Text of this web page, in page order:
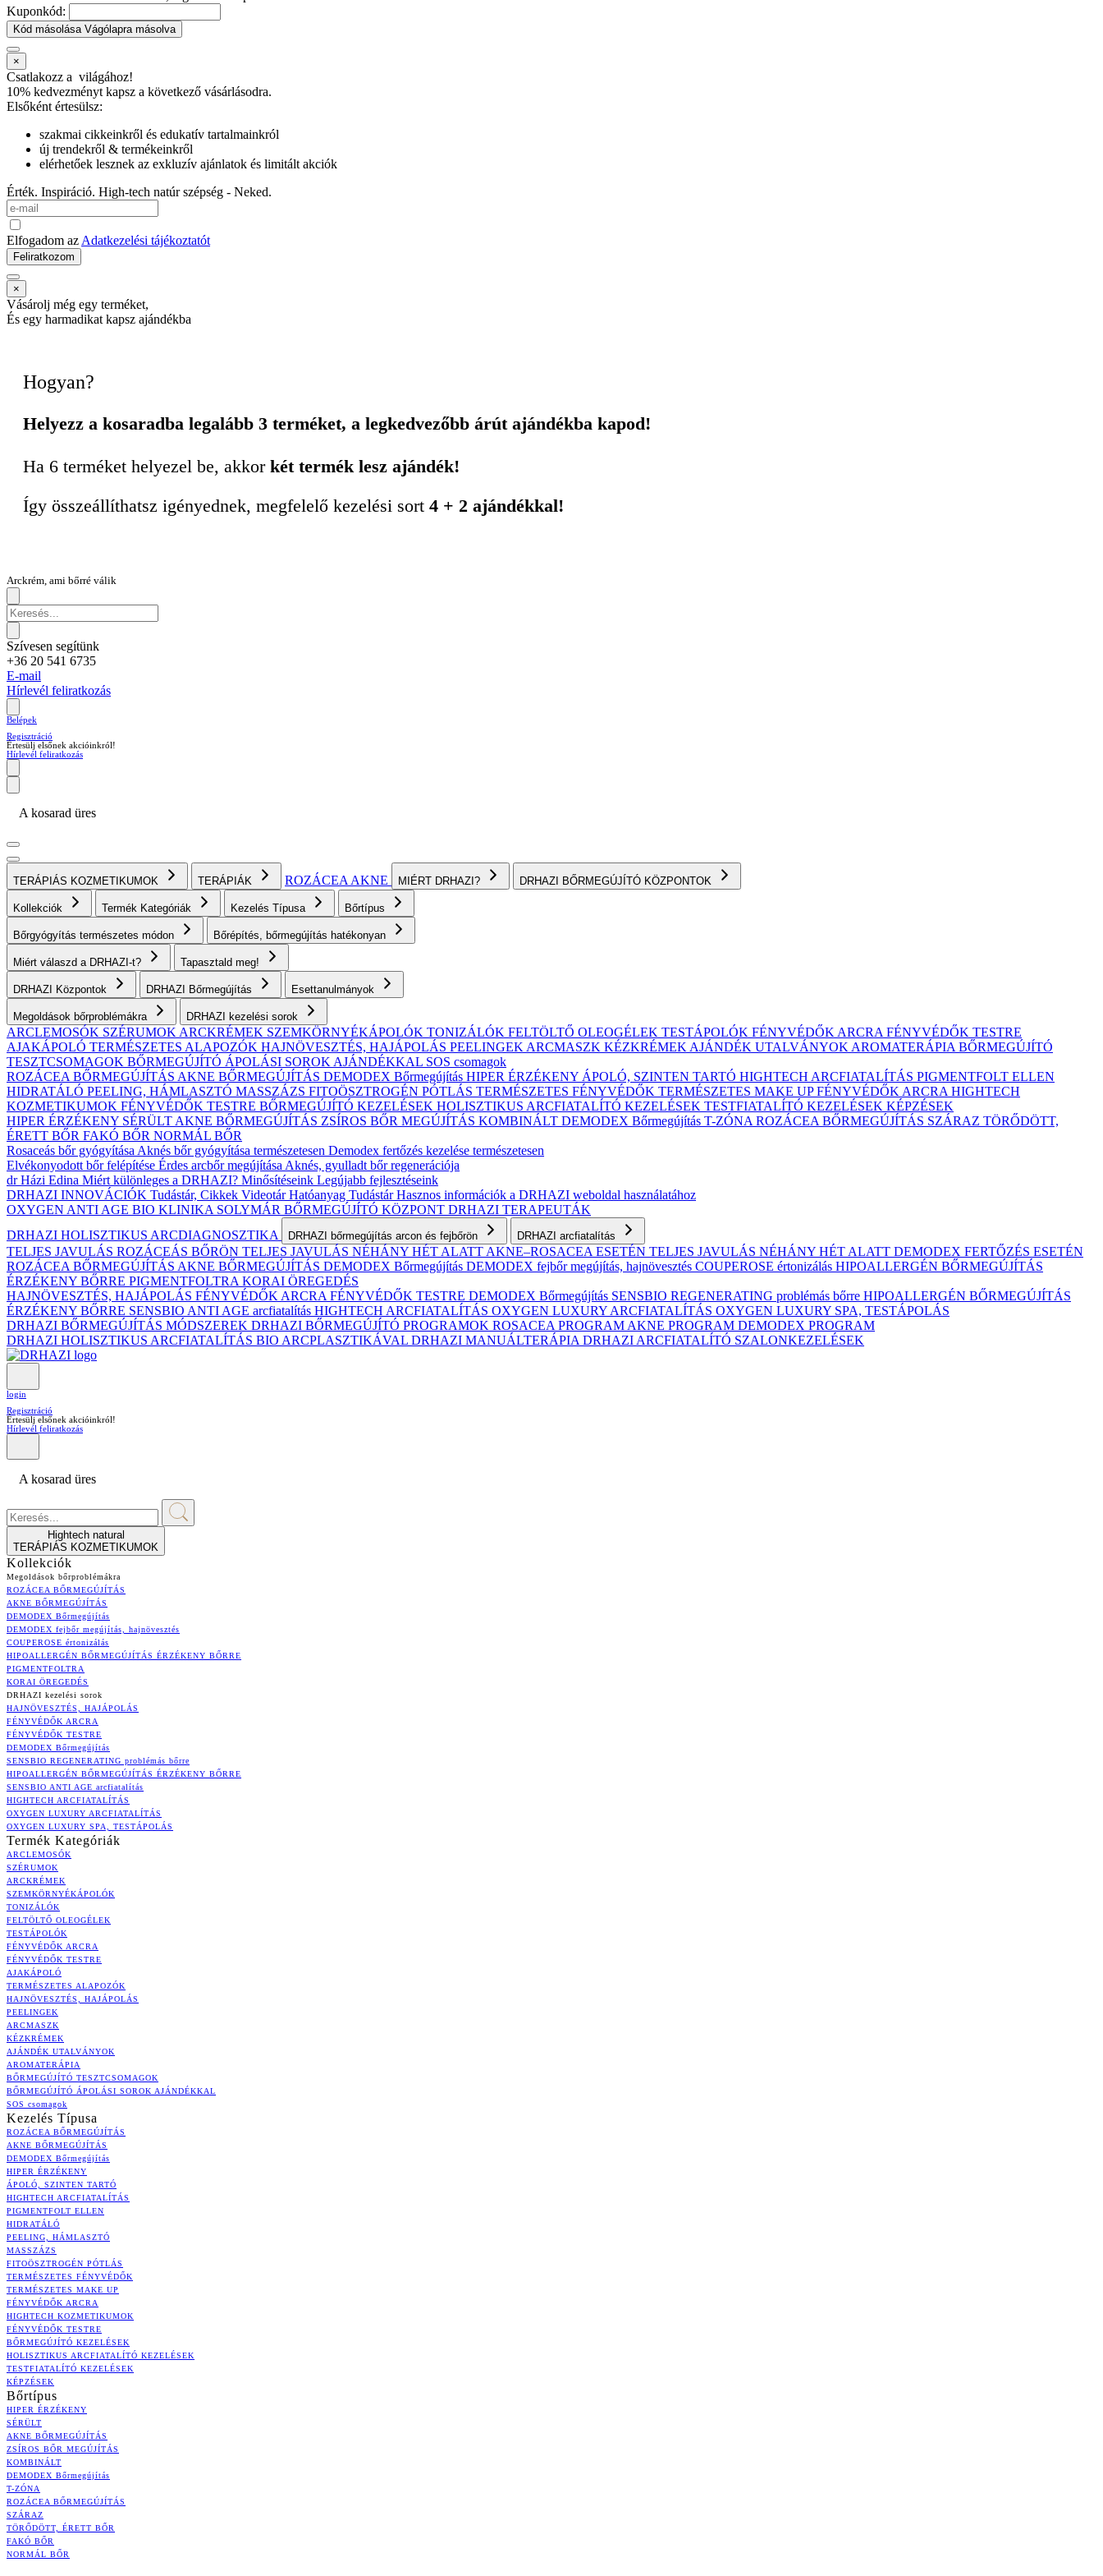
Kuponkód:
Kód másolása Vágólapra másolva
×
Csatlakozz a világához!
10% kedvezményt kapsz a következő vásárlásodra.
Elsőként értesülsz:
szakmai cikkeinkről és edukatív tartalmainkról
új trendekről & termékeinkről
elérhetőek lesznek az exkluzív ajánlatok és limitált akciók
Érték. Inspiráció. High-tech natúr szépség - Neked.
Elfogadom az Adatkezelési tájékoztatót
Feliratkozom
×
Vásárolj még egy terméket,
És egy harmadikat kapsz ajándékba
Hogyan?
Helyezz a kosaradba legalább 3 terméket, a legkedvezőbb árút ajándékba kapod!
Ha 6 terméket helyezel be, akkor két termék lesz ajándék!
Így összeállíthatsz igényednek, megfelelő kezelési sort 4 + 2 ajándékkal!
Arckrém, ami bőrré válik
Szívesen segítünk
+36 20 541 6735
E-mail
Hírlevél feliratkozás
Belépek
Regisztráció
Értesülj elsőnek akcióinkról!
Hírlevél feliratkozás
A kosarad üres
TERÁPIÁS KOZMETIKUMOK TERÁPIÁK ROZÁCEA AKNE MIÉRT DRHAZI? DRHAZI BŐRMEGÚJÍTÓ KÖZPONTOK
Kollekciók Termék Kategóriák Kezelés Típusa Bőrtípus
Bőrgyógyítás természetes módon Bőrépítés, bőrmegújítás hatékonyan
Miért válaszd a DRHAZI-t? Tapasztald meg!
DRHAZI Központok DRHAZI Bőrmegújítás Esettanulmányok
Megoldások bőrproblémákra DRHAZI kezelési sorok
ARCLEMOSÓK SZÉRUMOK ARCKRÉMEK SZEMKÖRNYÉKÁPOLÓK TONIZÁLÓK FELTÖLTŐ OLEOGÉLEK TESTÁPOLÓK FÉNYVÉDŐK ARCRA FÉNYVÉDŐK TESTRE
AJAKÁPOLÓ TERMÉSZETES ALAPOZÓK HAJNÖVESZTÉS, HAJÁPOLÁS PEELINGEK ARCMASZK KÉZKRÉMEK AJÁNDÉK UTALVÁNYOK AROMATERÁPIA BŐRMEGÚJÍTÓ
TESZTCSOMAGOK BŐRMEGÚJÍTÓ ÁPOLÁSI SOROK AJÁNDÉKKAL SOS csomagok
ROZÁCEA BŐRMEGÚJÍTÁS AKNE BŐRMEGÚJÍTÁS DEMODEX Bőrmegújítás HIPER ÉRZÉKENY ÁPOLÓ, SZINTEN TARTÓ HIGHTECH ARCFIATALÍTÁS PIGMENTFOLT ELLEN
HIDRATÁLÓ PEELING, HÁMLASZTÓ MASSZÁZS FITOÖSZTROGÉN PÓTLÁS TERMÉSZETES FÉNYVÉDŐK TERMÉSZETES MAKE UPFÉNYVÉDŐK ARCRA HIGHTECH
KOZMETIKUMOK FÉNYVÉDŐK TESTRE BŐRMEGÚJÍTÓ KEZELÉSEK HOLISZTIKUS ARCFIATALÍTÓ KEZELÉSEK TESTFIATALÍTÓ KEZELÉSEK KÉPZÉSEK
HIPER ÉRZÉKENY SÉRÜLT AKNE BŐRMEGÚJÍTÁS ZSÍROS BŐR MEGÚJÍTÁS KOMBINÁLT DEMODEX Bőrmegújítás T-ZÓNA ROZÁCEA BŐRMEGÚJÍTÁS SZÁRAZ TÖRŐDÖTT,
ÉRETT BŐR FAKÓ BŐR NORMÁL BŐR
Rosaceás bőr gyógyítása Aknés bőr gyógyítása természetesen Demodex fertőzés kezelése természetesen
Elvékonyodott bőr felépítése Érdes arcbőr megújítása Aknés, gyulladt bőr regenerációja
dr Házi Edina Miért különleges a DRHAZI? Minősítéseink Legújabb fejlesztéseink
DRHAZI INNOVÁCIÓK Tudástár, Cikkek VideotárHatóanyag TudástárHasznos információk a DRHAZI weboldal használatához
OXYGEN ANTI AGE BIO KLINIKA SOLYMÁR BŐRMEGÚJÍTÓ KÖZPONT DRHAZI TERAPEUTÁK
DRHAZI HOLISZTIKUS ARCDIAGNOSZTIKA
DRHAZI bőrmegújítás arcon és fejbőrön DRHAZI arcfiatalítás
TELJES JAVULÁS ROZÁCEÁS BŐRÖN TELJES JAVULÁS NÉHÁNY HÉT ALATT AKNE–ROSACEA ESETÉN TELJES JAVULÁS NÉHÁNY HÉT ALATT DEMODEX FERTŐZÉS ESETÉN
ROZÁCEA BŐRMEGÚJÍTÁS AKNE BŐRMEGÚJÍTÁS DEMODEX Bőrmegújítás DEMODEX fejbőr megújítás, hajnövesztés COUPEROSE értonizálás HIPOALLERGÉN BŐRMEGÚJÍTÁS
ÉRZÉKENY BŐRRE PIGMENTFOLTRA KORAI ÖREGEDÉS
HAJNÖVESZTÉS, HAJÁPOLÁS FÉNYVÉDŐK ARCRA FÉNYVÉDŐK TESTRE DEMODEX Bőrmegújítás SENSBIO REGENERATING problémás bőrre HIPOALLERGÉN BŐRMEGÚJÍTÁS
ÉRZÉKENY BŐRRE SENSBIO ANTI AGE arcfiatalítás HIGHTECH ARCFIATALÍTÁS OXYGEN LUXURY ARCFIATALÍTÁS OXYGEN LUXURY SPA, TESTÁPOLÁS
DRHAZI BŐRMEGÚJÍTÁS MÓDSZEREK DRHAZI BŐRMEGÚJÍTÓ PROGRAMOK ROSACEA PROGRAM AKNE PROGRAM DEMODEX PROGRAM
DRHAZI HOLISZTIKUS ARCFIATALÍTÁS BIO ARCPLASZTIKÁVAL DRHAZI MANUÁLTERÁPIA DRHAZI ARCFIATALÍTÓ SZALONKEZELÉSEK
login
Regisztráció
Értesülj elsőnek akcióinkról!
Hírlevél feliratkozás
A kosarad üres
Hightech natural
TERÁPIÁS KOZMETIKUMOK
Kollekciók
Megoldások bőrproblémákra
ROZÁCEA BŐRMEGÚJÍTÁS
AKNE BŐRMEGÚJÍTÁS
DEMODEX Bőrmegújítás
DEMODEX fejbőr megújítás, hajnövesztés
COUPEROSE értonizálás
HIPOALLERGÉN BŐRMEGÚJÍTÁS ÉRZÉKENY BŐRRE
PIGMENTFOLTRA
KORAI ÖREGEDÉS
DRHAZI kezelési sorok
HAJNÖVESZTÉS, HAJÁPOLÁS
FÉNYVÉDŐK ARCRA
FÉNYVÉDŐK TESTRE
DEMODEX Bőrmegújítás
SENSBIO REGENERATING problémás bőrre
HIPOALLERGÉN BŐRMEGÚJÍTÁS ÉRZÉKENY BŐRRE
SENSBIO ANTI AGE arcfiatalítás
HIGHTECH ARCFIATALÍTÁS
OXYGEN LUXURY ARCFIATALÍTÁS
OXYGEN LUXURY SPA, TESTÁPOLÁS
Termék Kategóriák
ARCLEMOSÓK
SZÉRUMOK
ARCKRÉMEK
SZEMKÖRNYÉKÁPOLÓK
TONIZÁLÓK
FELTÖLTŐ OLEOGÉLEK
TESTÁPOLÓK
FÉNYVÉDŐK ARCRA
FÉNYVÉDŐK TESTRE
AJAKÁPOLÓ
TERMÉSZETES ALAPOZÓK
HAJNÖVESZTÉS, HAJÁPOLÁS
PEELINGEK
ARCMASZK
KÉZKRÉMEK
AJÁNDÉK UTALVÁNYOK
AROMATERÁPIA
BŐRMEGÚJÍTÓ TESZTCSOMAGOK
BŐRMEGÚJÍTÓ ÁPOLÁSI SOROK AJÁNDÉKKAL
SOS csomagok
Kezelés Típusa
ROZÁCEA BŐRMEGÚJÍTÁS
AKNE BŐRMEGÚJÍTÁS
DEMODEX Bőrmegújítás
HIPER ÉRZÉKENY
ÁPOLÓ, SZINTEN TARTÓ
HIGHTECH ARCFIATALÍTÁS
PIGMENTFOLT ELLEN
HIDRATÁLÓ
PEELING, HÁMLASZTÓ
MASSZÁZS
FITOÖSZTROGÉN PÓTLÁS
TERMÉSZETES FÉNYVÉDŐK
TERMÉSZETES MAKE UP
FÉNYVÉDŐK ARCRA
HIGHTECH KOZMETIKUMOK
FÉNYVÉDŐK TESTRE
BŐRMEGÚJÍTÓ KEZELÉSEK
HOLISZTIKUS ARCFIATALÍTÓ KEZELÉSEK
TESTFIATALÍTÓ KEZELÉSEK
KÉPZÉSEK
Bőrtípus
HIPER ÉRZÉKENY
SÉRÜLT
AKNE BŐRMEGÚJÍTÁS
ZSÍROS BŐR MEGÚJÍTÁS
KOMBINÁLT
DEMODEX Bőrmegújítás
T-ZÓNA
ROZÁCEA BŐRMEGÚJÍTÁS
SZÁRAZ
TÖRŐDÖTT, ÉRETT BŐR
FAKÓ BŐR
NORMÁL BŐR